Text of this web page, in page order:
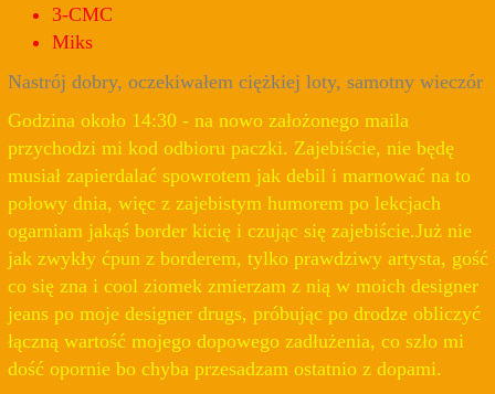
3-CMC
Miks
Nastrój dobry, oczekiwałem ciężkiej loty, samotny wieczór
Godzina około 14:30 - na nowo założonego maila
przychodzi mi kod odbioru paczki. Zajebiście, nie będę
musiał zapierdalać spowrotem jak debil i marnować na to
połowy dnia, więc z zajebistym humorem po lekcjach
ogarniam jakąś border kicię i czując się zajebiście.Już nie
jak zwykły ćpun z borderem, tylko prawdziwy artysta, gość
co się zna i cool ziomek zmierzam z nią w moich designer
jeans po moje designer drugs, próbując po drodze obliczyć
łączną wartość mojego dopowego zadłużenia, co szło mi
dość opornie bo chyba przesadzam ostatnio z dopami.